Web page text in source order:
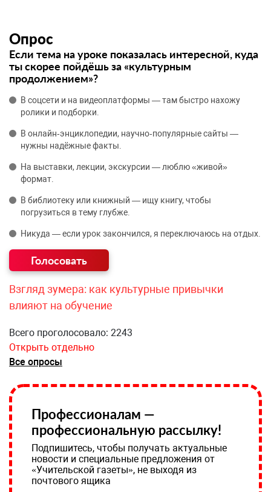
Опрос
Если тема на уроке показалась интересной, куда
ты скорее пойдёшь за «культурным
продолжением»?
В соцсети и на видеоплатформы — там быстро нахожу
ролики и подборки.
В онлайн‑энциклопедии, научно‑популярные сайты —
нужны надёжные факты.
На выставки, лекции, экскурсии — люблю «живой»
формат.
В библиотеку или книжный — ищу книгу, чтобы
погрузиться в тему глубже.
Никуда — если урок закончился, я переключаюсь на отдых.
Взгляд зумера: как культурные привычки
влияют на обучение
Всего проголосовало: 2243
Открыть отдельно
Все опросы
Профессионалам —
профессиональную рассылку!
Подпишитесь, чтобы получать актуальные
новости и специальные предложения от
«Учительской газеты», не выходя из
почтового ящика